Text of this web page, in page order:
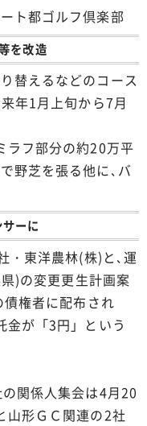
ト都ゴルフ倶楽部
を改造
替えるなどのコース
年1月上旬から7月
ラフ部分の約20万平
野芝を張る他に､バ
ーに
・東洋農林(株)と､運
)の変更更生計画案
権者に配布され
金が「3円」という
関係人集会は4月20
山形ＧＣ関連の2社